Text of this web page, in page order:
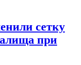
сетку
при